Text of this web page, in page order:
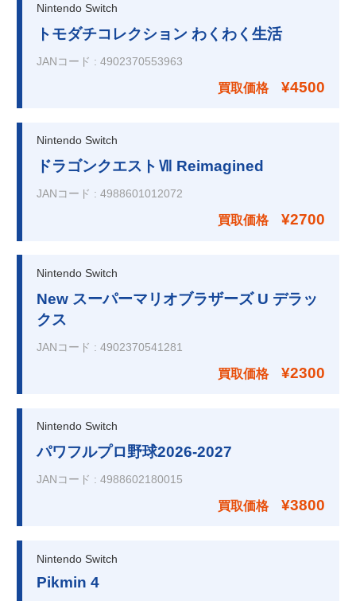
Nintendo Switch
トモダチコレクション わくわく生活
JANコード : 4902370553963
買取価格 ¥4500
Nintendo Switch
ドラゴンクエストⅦ Reimagined
JANコード : 4988601012072
買取価格 ¥2700
Nintendo Switch
New スーパーマリオブラザーズ U デラッ
クス
JANコード : 4902370541281
買取価格 ¥2300
Nintendo Switch
パワフルプロ野球2026-2027
JANコード : 4988602180015
買取価格 ¥3800
Nintendo Switch
Pikmin 4